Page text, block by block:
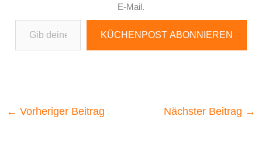
E-Mail.
Gib deine E-Mail-Adresse ein ...
KÜCHENPOST ABONNIEREN
← Vorheriger Beitrag Nächster Beitrag →